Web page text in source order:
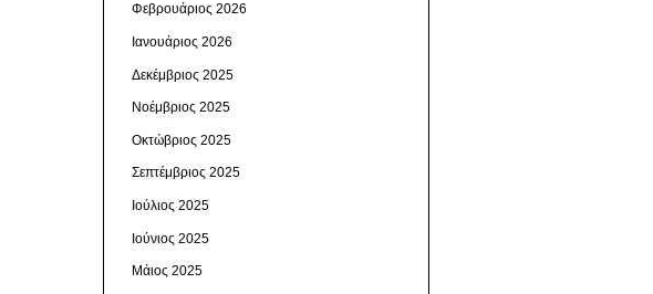
Φεβρουάριος 2026
Ιανουάριος 2026
Δεκέμβριος 2025
Νοέμβριος 2025
Οκτώβριος 2025
Σεπτέμβριος 2025
Ιούλιος 2025
Ιούνιος 2025
Μάιος 2025